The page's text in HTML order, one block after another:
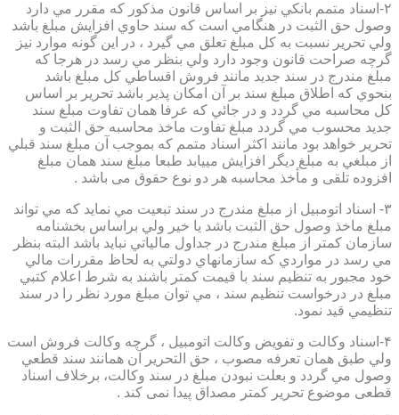
۲-اسناد متمم بانكي نيز بر اساس قانون مذكور كه مقرر مي دارد
وصول حق الثبت در هنگامي است كه سند حاوي افزايش مبلغ باشد
ولي تحرير نسبت به كل مبلغ تعلق مي گيرد ، در اين گونه موارد نيز
گرچه صراحت قانون وجود دارد ولي بنظر مي رسد در هرجا كه
مبلغ مندرج در سند جديد مانند فروش اقساطي كل مبلغ باشد
بنحوي كه اطلاق مبلغ سند بر آن امكان پذير باشد تحرير بر اساس
كل محاسبه مي گردد و در جائي كه عرفا همان تفاوت مبلغ سند
جديد محسوب مي گردد مبلغ تفاوت ماخذ محاسبه حق الثبت و
تحرير خواهد بود مانند اكثر اسناد متمم كه بموجب آن مبلغ سند قبلي
از مبلغي به مبلغ ديگر افزايش مييابد طبعا مبلغ سند همان مبلغ
افزوده تلقی و مأخذ محاسبه هر دو نوع حقوق می باشد .
۳- اسناد اتومبيل از مبلغ مندرج در سند تبعيت مي نمايد كه مي تواند
مبلغ ماخذ وصول حق الثبت باشد يا خير ولي براساس بخشنامه
سازمان كمتر از مبلغ مندرج در جداول مالياتي نبايد باشد البته بنظر
مي رسد در مواردي كه سازمانهاي دولتي به لحاظ مقررات مالي
خود مجبور به تنظيم سند با قيمت كمتر باشند به شرط اعلام كتبي
مبلغ در درخواست تنظيم سند ، مي توان مبلغ مورد نظر را در سند
تنظيمي قيد نمود.
۴-اسناد وكالت و تفويض وكالت اتومبيل ، گرچه وكالت فروش است
ولي طبق همان تعرفه مصوب ، حق التحرير آن همانند سند قطعي
وصول مي گردد و بعلت نبودن مبلغ در سند وكالت، برخلاف اسناد
قطعی موضوع تحریر کمتر مصداق پیدا نمی کند .